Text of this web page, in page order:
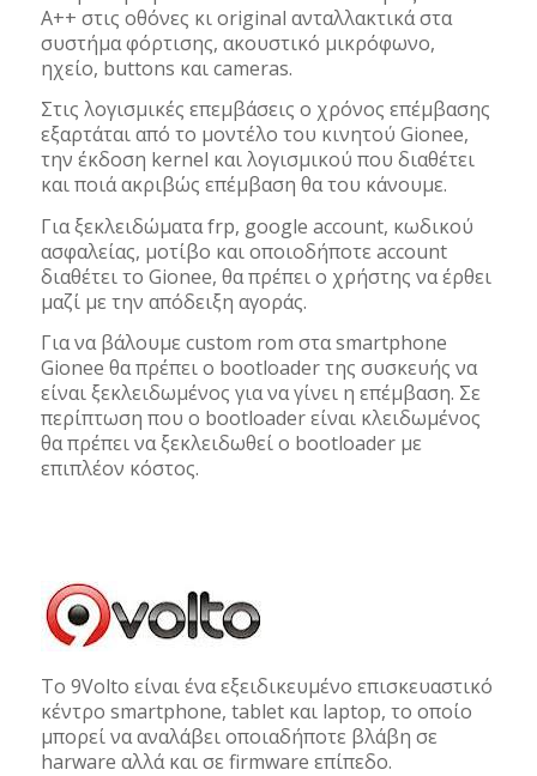
A++ στις οθόνες κι original ανταλλακτικά στα
συστήμα φόρτισης, ακουστικό μικρόφωνο,
ηχείο, buttons και cameras.
Στις λογισμικές επεμβάσεις ο χρόνος επέμβασης
εξαρτάται από το μοντέλο του κινητού Gionee,
την έκδοση kernel και λογισμικού που διαθέτει
και ποιά ακριβώς επέμβαση θα του κάνουμε.
Για ξεκλειδώματα frp, google account, κωδικού
ασφαλείας, μοτίβο και οποιοδήποτε account
διαθέτει το Gionee, θα πρέπει ο χρήστης να έρθει
μαζί με την απόδειξη αγοράς.
Για να βάλουμε custom rom στα smartphone
Gionee θα πρέπει ο bootloader της συσκευής να
είναι ξεκλειδωμένος για να γίνει η επέμβαση. Σε
περίπτωση που ο bootloader είναι κλειδωμένος
θα πρέπει να ξεκλειδωθεί ο bootloader με
επιπλέον κόστος.
Το 9Volto είναι ένα εξειδικευμένο επισκευαστικό
κέντρο smartphone, tablet και laptop, το οποίο
μπορεί να αναλάβει οποιαδήποτε βλάβη σε
harware αλλά και σε firmware επίπεδο.